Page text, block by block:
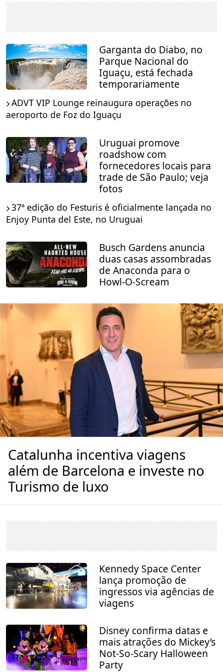
Garganta do Diabo, no
Parque Nacional do
Iguaçu, está fechada
temporariamente
ADVT VIP Lounge reinaugura operações no
aeroporto de Foz do Iguaçu
Uruguai promove
roadshow com
fornecedores locais para
trade de São Paulo; veja
fotos
37ª edição do Festuris é oficialmente lançada no
Enjoy Punta del Este, no Uruguai
Busch Gardens anuncia
duas casas assombradas
de Anaconda para o
Howl-O-Scream
Catalunha incentiva viagens
além de Barcelona e investe no
Turismo de luxo
Kennedy Space Center
lança promoção de
ingressos via agências de
viagens
Disney confirma datas e
mais atrações do Mickey’s
Not-So-Scary Halloween
Party